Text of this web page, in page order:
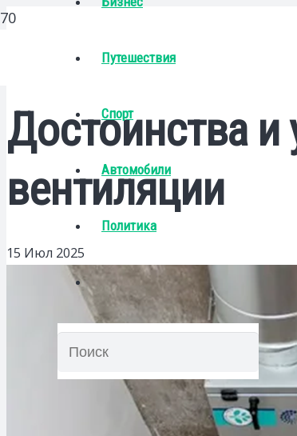
Путешествия
Спорт
Автомобили
Политика
Достоинства
вентиляции
15 Июл 2025